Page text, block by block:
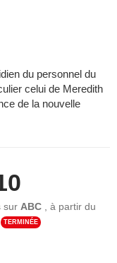
du personnel du
celui de Meredith
de la nouvelle
surABC ,à partir du
TERMINÉE